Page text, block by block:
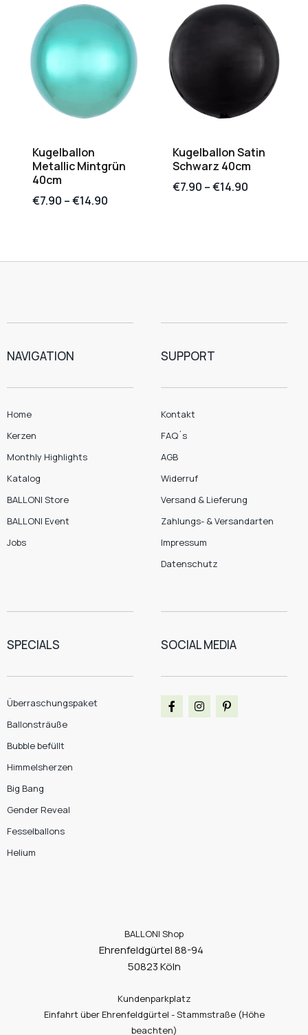
Kugelballon
Metallic Mintgrün
40cm
€7.90 –€14.90
Kugelballon Satin
Schwarz 40cm
€7.90 –€14.90
NAVIGATION
Home
Kerzen
Monthly Highlights
Katalog
BALLONI Store
BALLONI Event
Jobs
SUPPORT
Kontakt
FAQ´s
AGB
Widerruf
Versand & Lieferung
Zahlungs- & Versandarten
Impressum
Datenschutz
SPECIALS
Überraschungspaket
Ballonsträuße
Bubble befüllt
Himmelsherzen
Big Bang
Gender Reveal
Fesselballons
Helium
SOCIAL MEDIA
BALLONI Shop
Ehrenfeldgürtel 88-94
50823 Köln
Kundenparkplatz
Einfahrt über Ehrenfeldgürtel - Stammstraße (Höhe
beachten)